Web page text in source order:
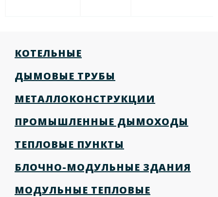
КОТЕЛЬНЫЕ
ДЫМОВЫЕ ТРУБЫ
МЕТАЛЛОКОНСТРУКЦИИ
ПРОМЫШЛЕННЫЕ ДЫМОХОДЫ
ТЕПЛОВЫЕ ПУНКТЫ
БЛОЧНО-МОДУЛЬНЫЕ ЗДАНИЯ
МОДУЛЬНЫЕ ТЕПЛОВЫЕ